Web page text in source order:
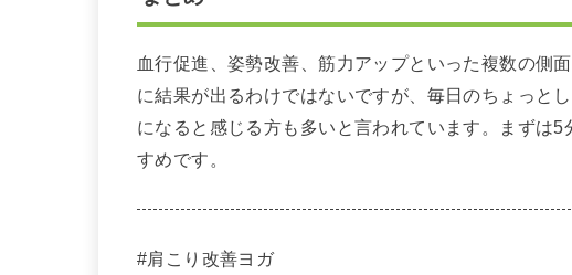
血行促進、姿勢改善、筋力アップといった複数の側
に結果が出るわけではないですが、毎日のちょっと
になると感じる方も多いと言われています。まずは
すめです。
#肩こり改善ヨガ